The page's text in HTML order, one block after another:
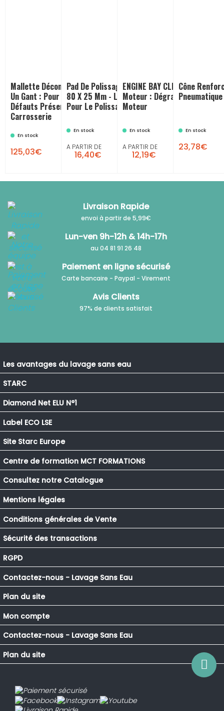
Mallette Décontamination Avec
Un Gant : Pour Enlever Les Petits
Défauts Présents Sur La
Carrosserie
En stock
125,03€
Pad De Polissage FLEX Diamètre
80 X 25 Mm - Lot De 2 Unités :
Pour Le Polissage Carrosserie
En stock
A PARTIR DE
16,40€
ENGINE BAY CLEANER -
Moteur : Dégraissant
Moteur
En stock
A PARTIR DE
12,19€
Cône
En stock
23,78€
Livraison Rapide
envoi à partir de 5,99€
Lun-ven 9h-12h & 14h-17h
au 04 81 91 26 48
Paiement en ligne sécurisé
Carte bancaire - Paypal - Virement
Avis Clients
97% de clients satisfait
Les avantages du lavage sans eau
STARC
Diamond Net ELU N°1
Label ECO LSE
Site Starc Europe
Centre de formation MCT FORMATIONS
Consultez notre Catalogue
Mentions légales
Conditions générales de Vente
Sécurité des transactions
RGPD
Contactez-nous - Lavage Sans Eau
Plan du site
Mon compte
Contactez-nous - Lavage Sans Eau
Plan du site